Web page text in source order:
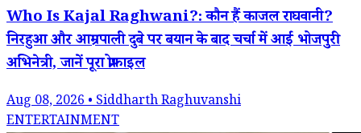
Who Is Kajal Raghwani?: कौन हैं काजल राघवानी?
निरहुआ और आम्रपाली दुबे पर बयान के बाद चर्चा में आईं भोजपुरी
अभिनेत्री, जानें पूरा प्रोफाइल
Aug 08, 2026 • Siddharth Raghuvanshi
ENTERTAINMENT